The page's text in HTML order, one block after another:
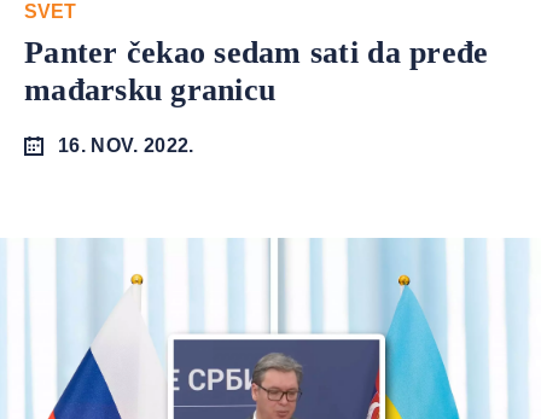
SVET
Panter čekao sedam sati da pređe
mađarsku granicu
16. NOV. 2022.